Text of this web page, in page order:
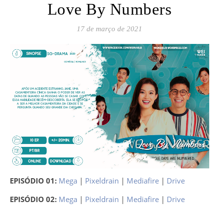
Love By Numbers
17 de março de 2021
EPISÓDIO 01: Mega | Pixeldrain | Mediafire | Drive
EPISÓDIO 02: Mega | Pixeldrain | Mediafire | Drive